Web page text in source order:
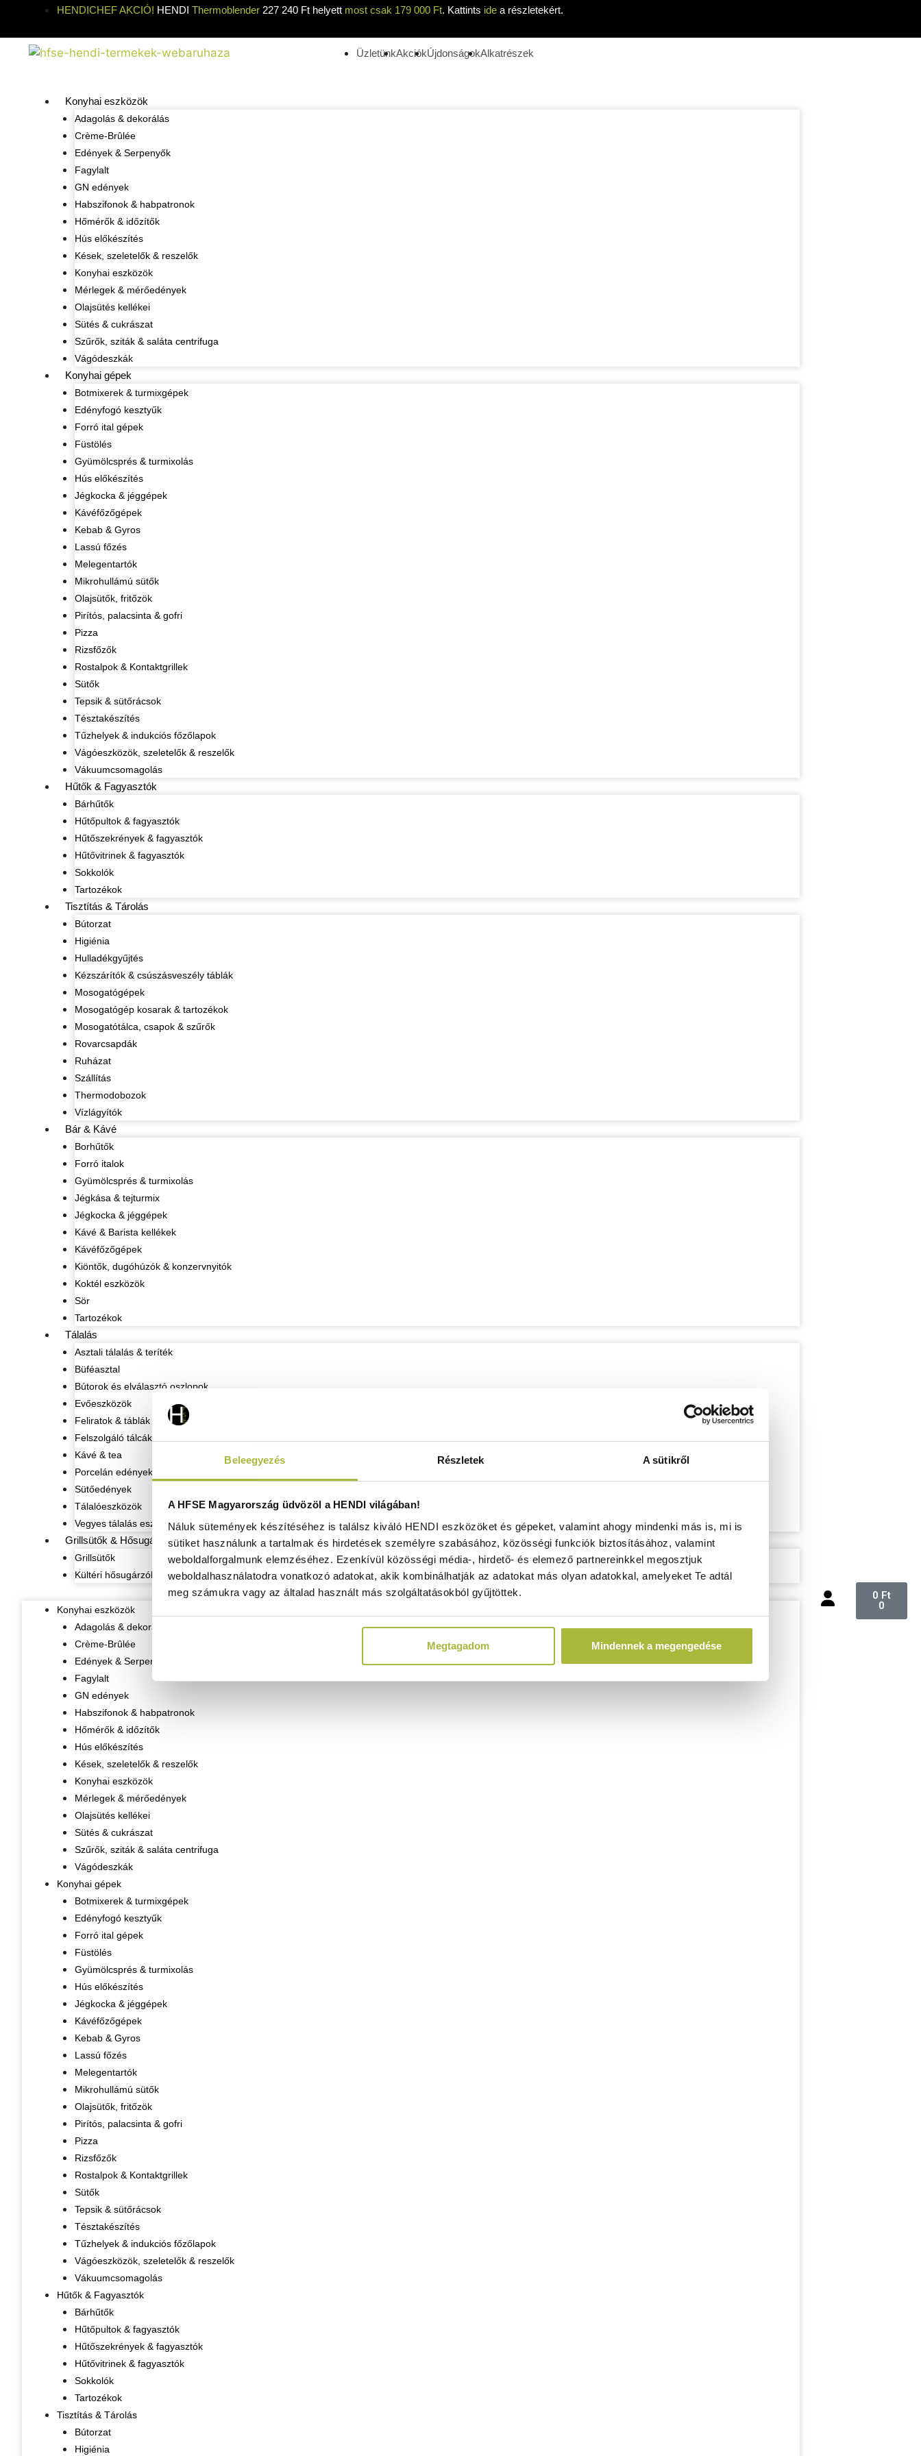
Beleegyezés Részletek A sütikről
A HFSE Magyarország üdvözöl a HENDI világában!
Náluk sütemények készítéséhez is találsz kiváló HENDI eszközöket és gépeket, valamint ahogy mindenki más is, mi is
sütiket használunk a tartalmak és hirdetések személyre szabásához, közösségi funkciók biztosításához, valamint
weboldalforgalmunk elemzéséhez. Ezenkívül közösségi média-, hirdető- és elemező partnereinkkel megosztjuk
weboldalhasználatodra vonatkozó adatokat, akik kombinálhatják az adatokat más olyan adatokkal, amelyeket Te adtál
meg számukra vagy az általad használt más szolgáltatásokból gyűjtöttek.
Megtagadom Mindennek a megengedése
HENDICHEF AKCIÓ! HENDI Thermoblender 227 240 Ft helyett most csak 179 000 Ft. Kattints ide a részletekért.
ÜzletünkAkciókÚjdonságokAlkatrészek
Konyhai eszközök
Adagolás & dekorálás
Crème-Brûlée
Edények & Serpenyők
Fagylalt
GN edények
Habszifonok & habpatronok
Hőmérők & időzítők
Hús előkészítés
Kések, szeletelők & reszelők
Konyhai eszközök
Mérlegek & mérőedények
Olajsütés kellékei
Sütés & cukrászat
Szűrők, sziták & saláta centrifuga
Vágódeszkák
Konyhai gépek
Botmixerek & turmixgépek
Edényfogó kesztyűk
Forró ital gépek
Füstölés
Gyümölcsprés & turmixolás
Hús előkészítés
Jégkocka & jéggépek
Kávéfőzőgépek
Kebab & Gyros
Lassú főzés
Melegentartók
Mikrohullámú sütők
Olajsütők, fritőzök
Pirítós, palacsinta & gofri
Pizza
Rizsfőzők
Rostalpok & Kontaktgrillek
Sütők
Tepsik & sütőrácsok
Tésztakészítés
Tűzhelyek & indukciós főzőlapok
Vágóeszközök, szeletelők & reszelők
Vákuumcsomagolás
Hűtők & Fagyasztók
Bárhűtők
Hűtőpultok & fagyasztók
Hűtőszekrények & fagyasztók
Hűtővitrinek & fagyasztók
Sokkolók
Tartozékok
Tisztítás & Tárolás
Bútorzat
Higiénia
Hulladékgyűjtés
Kézszárítók & csúszásveszély táblák
Mosogatógépek
Mosogatógép kosarak & tartozékok
Mosogatótálca, csapok & szűrők
Rovarcsapdák
Ruházat
Szállítás
Thermodobozok
Vízlágyítók
Bár & Kávé
Borhűtők
Forró italok
Gyümölcsprés & turmixolás
Jégkása & tejturmix
Jégkocka & jéggépek
Kávé & Barista kellékek
Kávéfőzőgépek
Kiöntők, dugóhúzók & konzervnyitók
Koktél eszközök
Sör
Tartozékok
Tálalás
Asztali tálalás & teríték
Büféasztal
Bútorok és elválasztó oszlopok
Evőeszközök
Feliratok & táblák
Felszolgáló tálcák
Kávé & tea
Porcelán edények
Sütőedények
Tálalóeszközök
Vegyes tálalás eszközök
Grillsütők & Hősugárzók
Grillsütők
Kültéri hősugárzók
Konyhai eszközök
Adagolás & dekorálás
Crème-Brûlée
Edények & Serpenyők
Fagylalt
GN edények
Habszifonok & habpatronok
Hőmérők & időzítők
Hús előkészítés
Kések, szeletelők & reszelők
Konyhai eszközök
Mérlegek & mérőedények
Olajsütés kellékei
Sütés & cukrászat
Szűrők, sziták & saláta centrifuga
Vágódeszkák
Konyhai gépek
Botmixerek & turmixgépek
Edényfogó kesztyűk
Forró ital gépek
Füstölés
Gyümölcsprés & turmixolás
Hús előkészítés
Jégkocka & jéggépek
Kávéfőzőgépek
Kebab & Gyros
Lassú főzés
Melegentartók
Mikrohullámú sütők
Olajsütők, fritőzök
Pirítós, palacsinta & gofri
Pizza
Rizsfőzők
Rostalpok & Kontaktgrillek
Sütők
Tepsik & sütőrácsok
Tésztakészítés
Tűzhelyek & indukciós főzőlapok
Vágóeszközök, szeletelők & reszelők
Vákuumcsomagolás
Hűtők & Fagyasztók
Bárhűtők
Hűtőpultok & fagyasztók
Hűtőszekrények & fagyasztók
Hűtővitrinek & fagyasztók
Sokkolók
Tartozékok
Tisztítás & Tárolás
Bútorzat
Higiénia
0 Ft
0